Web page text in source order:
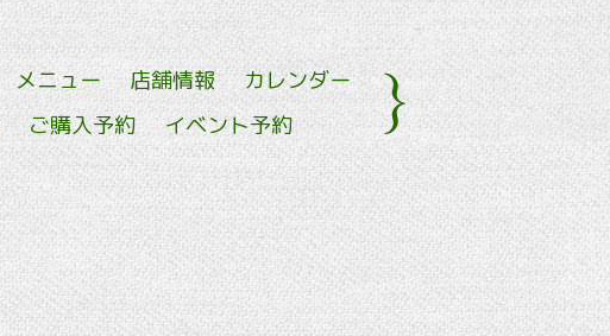
メニュー 店舗情報
カレンダー
ご購入予約 イベント予約